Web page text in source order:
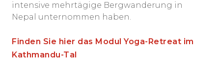
intensive mehrtägige Bergwanderung in
Nepal unternommen haben.
Finden Sie hier das Modul Yoga-Retreat im
Kathmandu-Tal